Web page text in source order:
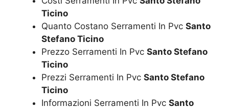
Ticino
Quanto Costano Serramenti In Pvc Santo
Stefano Ticino
Prezzo Serramenti In Pvc Santo Stefano
Ticino
Prezzi Serramenti In Pvc Santo Stefano
Ticino
Informazioni Serramenti In Pvc Santo